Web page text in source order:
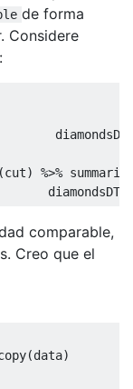
de forma
Considere
%>%
diamondsDT
comparable,
Creo que el